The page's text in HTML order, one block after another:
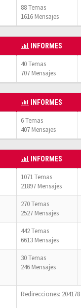
88 Temas
1616 Mensajes
INFORMES
40 Temas
707 Mensajes
INFORMES
6 Temas
407 Mensajes
INFORMES
1071 Temas
21897 Mensajes
270 Temas
2527 Mensajes
442 Temas
6613 Mensajes
30 Temas
246 Mensajes
Redirecciones: 204178